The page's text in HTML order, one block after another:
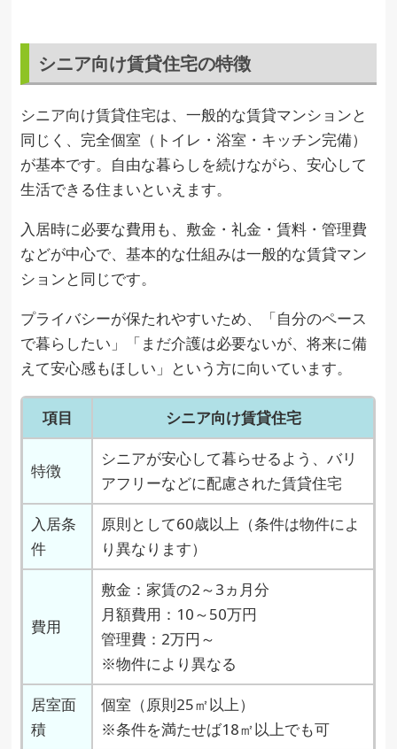
シニア向け賃貸住宅の特徴
シニア向け賃貸住宅は、一般的な賃貸マンションと
同じく、完全個室（トイレ・浴室・キッチン完備）
が基本です。自由な暮らしを続けながら、安心して
生活できる住まいといえます。
入居時に必要な費用も、敷金・礼金・賃料・管理費
などが中心で、基本的な仕組みは一般的な賃貸マン
ションと同じです。
プライバシーが保たれやすいため、「自分のペース
で暮らしたい」「まだ介護は必要ないが、将来に備
えて安心感もほしい」という方に向いています。
項目 シニア向け賃貸住宅
特徴
シニアが安心して暮らせるよう、バリ
アフリーなどに配慮された賃貸住宅
入居条
件
原則として60歳以上（条件は物件によ
り異なります）
費用
敷金：家賃の2～3ヵ月分
月額費用：10～50万円
管理費：2万円～
※物件により異なる
居室面
積
個室（原則25㎡以上）
※条件を満たせば18㎡以上でも可